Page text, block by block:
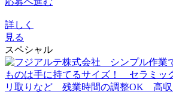
詳しく
見る
スペシャル